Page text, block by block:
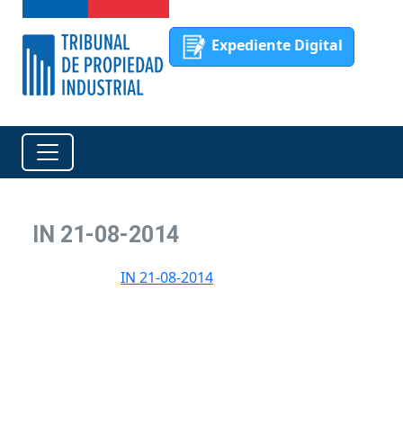
Expediente Digital
IN 21-08-2014
IN 21-08-2014